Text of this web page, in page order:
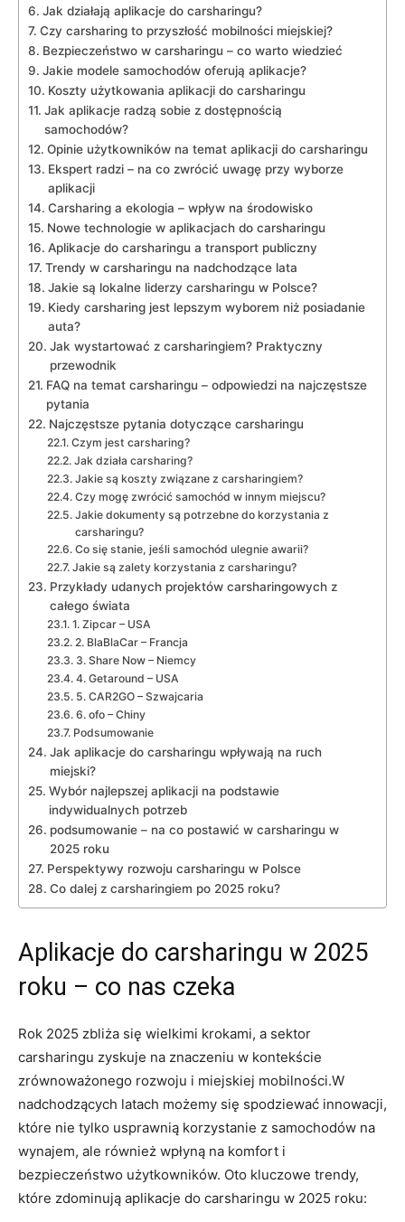
Jak działają aplikacje do carsharingu?
Czy carsharing to przyszłość mobilności miejskiej?
Bezpieczeństwo w carsharingu – co warto wiedzieć
Jakie modele samochodów oferują aplikacje?
Koszty użytkowania aplikacji do carsharingu
Jak aplikacje radzą sobie z dostępnością
samochodów?
Opinie użytkowników na temat aplikacji do carsharingu
Ekspert radzi – na co zwrócić uwagę przy wyborze
aplikacji
Carsharing a ekologia – wpływ na środowisko
Nowe technologie w aplikacjach do carsharingu
Aplikacje do carsharingu a transport publiczny
Trendy w carsharingu na nadchodzące lata
Jakie są lokalne liderzy carsharingu w Polsce?
Kiedy carsharing jest lepszym wyborem niż posiadanie
auta?
Jak wystartować z carsharingiem? Praktyczny
przewodnik
FAQ na temat carsharingu – odpowiedzi na najczęstsze
pytania
Najczęstsze pytania dotyczące carsharingu
Czym jest carsharing?
Jak działa carsharing?
Jakie są koszty związane z carsharingiem?
Czy mogę zwrócić samochód w innym miejscu?
Jakie dokumenty są potrzebne do korzystania z
carsharingu?
Co się stanie, jeśli samochód ulegnie awarii?
Jakie są zalety korzystania z carsharingu?
Przykłady udanych projektów carsharingowych z
całego świata
1. Zipcar – USA
2. BlaBlaCar – Francja
3. Share Now – Niemcy
4. Getaround – USA
5. CAR2GO – Szwajcaria
6. ofo – Chiny
Podsumowanie
Jak aplikacje do carsharingu wpływają na ruch
miejski?
Wybór najlepszej aplikacji na podstawie
indywidualnych potrzeb
podsumowanie – na co postawić w carsharingu w
2025 roku
Perspektywy rozwoju carsharingu w Polsce
Co dalej z carsharingiem po 2025 roku?
Aplikacje do carsharingu w 2025
roku – co nas czeka
Rok 2025 zbliża się wielkimi krokami, a sektor
carsharingu zyskuje na znaczeniu w kontekście
zrównoważonego rozwoju i miejskiej mobilności.W
nadchodzących latach możemy się spodziewać innowacji,
które nie tylko usprawnią korzystanie z samochodów na
wynajem, ale również wpłyną na komfort i
bezpieczeństwo użytkowników. Oto kluczowe trendy,
które zdominują aplikacje do carsharingu w 2025 roku: